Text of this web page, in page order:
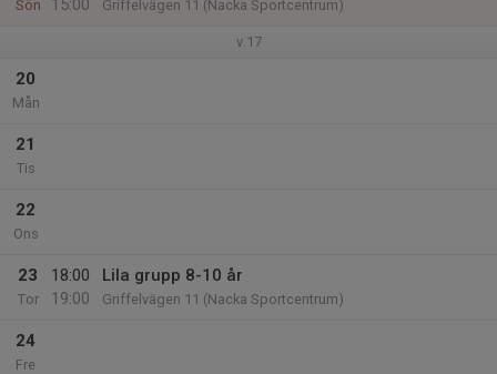
Sön
15:00
Griffelvägen 11 (Nacka Sportcentrum)
v.17
20
Mån
21
Tis
22
Ons
23
Tor
18:00
19:00
Lila grupp 8-10 år
Griffelvägen 11 (Nacka Sportcentrum)
24
Fre